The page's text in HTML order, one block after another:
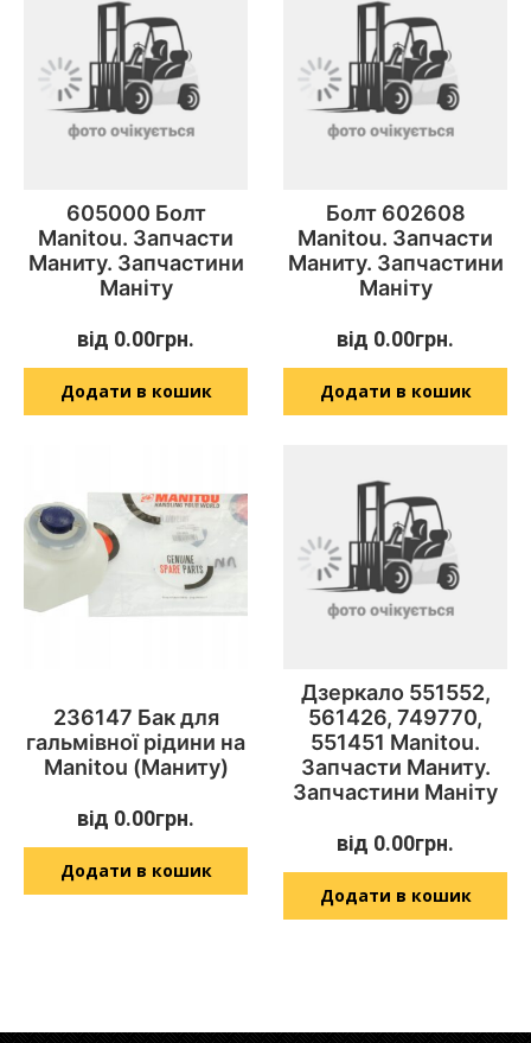
605000 Болт
Manitou. Запчасти
Маниту. Запчастини
Маніту
від 0.00грн.
Додати в кошик
Болт 602608
Manitou. Запчасти
Маниту. Запчастини
Маніту
від 0.00грн.
Додати в кошик
236147 Бак для
гальмівної рідини на
Manitou (Маниту)
від 0.00грн.
Додати в кошик
Дзеркало 551552,
561426, 749770,
551451 Manitou.
Запчасти Маниту.
Запчастини Маніту
від 0.00грн.
Додати в кошик